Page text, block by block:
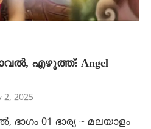
എഴുത്ത്: Angel
2, 2025
ഭാഗം 01 ഭാര്യ ~ മലയാളം